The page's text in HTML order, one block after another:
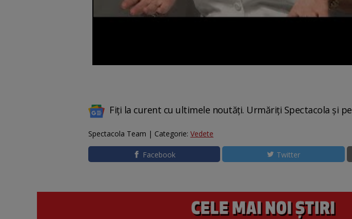
Fiți la curent cu ultimele noutăți. Urmăriți Spectacola și pe
Spectacola Team | Categorie: Vedete
Facebook Twitter